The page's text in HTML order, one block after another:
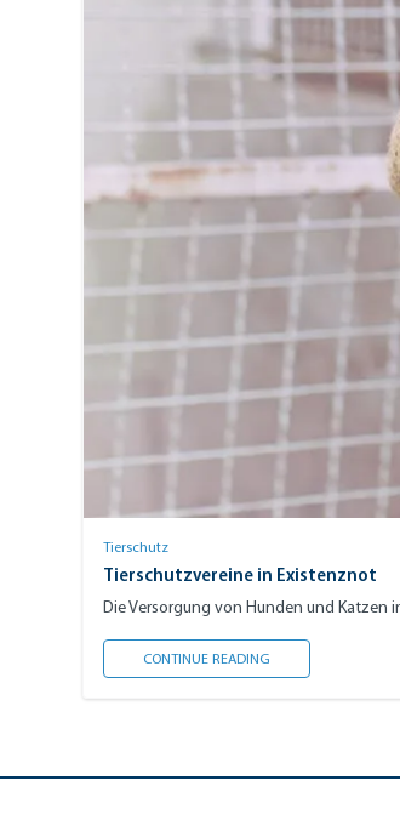
Tierschutz
Tierschutzvereine in Existenznot
Die Versorgung von Hunden und Katzen
CONTINUE READING